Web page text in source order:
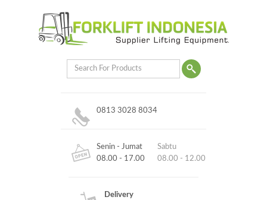
0813 3028 8034
Senin - Jumat
08.00 - 17.00
Sabtu
08.00 - 12.00
Delivery